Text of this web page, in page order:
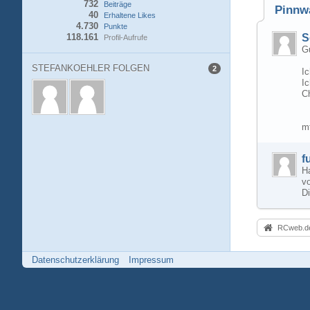
Beiträge
732
Erhaltene Likes
40
Punkte
4.730
Profil-Aufrufe
118.161
STEFANKOEHLER FOLGEN 2
Datenschutzerklärung Impressum